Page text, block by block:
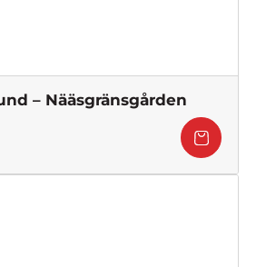
– Nääsgränsgården